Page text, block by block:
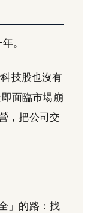
。
技股也沒有
面臨市場崩
，把公司交
」的路：找